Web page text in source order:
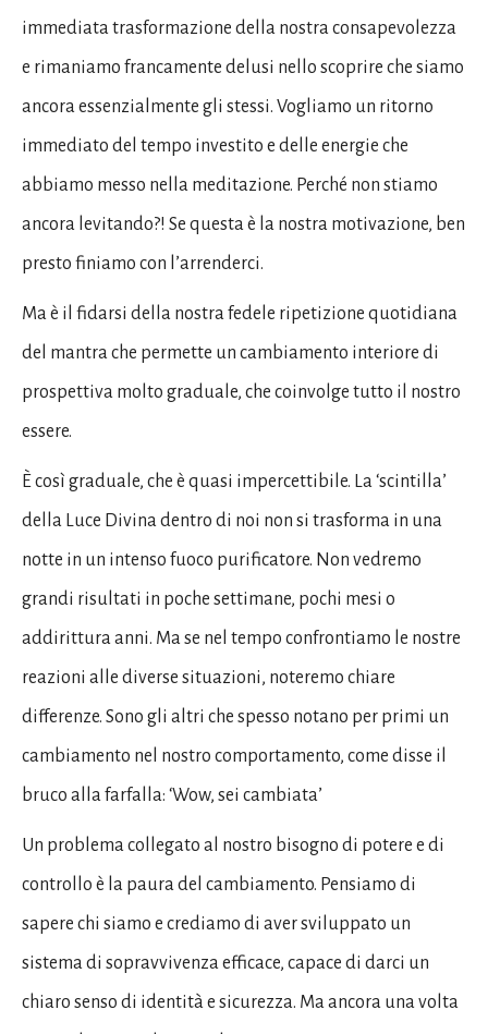
immediata trasformazione della nostra consapevolezza
e rimaniamo francamente delusi nello scoprire che siamo
ancora essenzialmente gli stessi. Vogliamo un ritorno
immediato del tempo investito e delle energie che
abbiamo messo nella meditazione. Perché non stiamo
ancora levitando?! Se questa è la nostra motivazione, ben
presto finiamo con l’arrenderci.
Ma è il fidarsi della nostra fedele ripetizione quotidiana
del mantra che permette un cambiamento interiore di
prospettiva molto graduale, che coinvolge tutto il nostro
essere.
È così graduale, che è quasi impercettibile. La ‘scintilla’
della Luce Divina dentro di noi non si trasforma in una
notte in un intenso fuoco purificatore. Non vedremo
grandi risultati in poche settimane, pochi mesi o
addirittura anni. Ma se nel tempo confrontiamo le nostre
reazioni alle diverse situazioni, noteremo chiare
differenze. Sono gli altri che spesso notano per primi un
cambiamento nel nostro comportamento, come disse il
bruco alla farfalla: ‘Wow, sei cambiata’
Un problema collegato al nostro bisogno di potere e di
controllo è la paura del cambiamento. Pensiamo di
sapere chi siamo e crediamo di aver sviluppato un
sistema di sopravvivenza efficace, capace di darci un
chiaro senso di identità e sicurezza. Ma ancora una volta